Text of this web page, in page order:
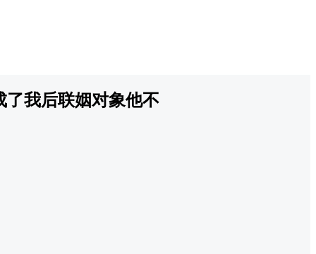
了我后联姻对象他不